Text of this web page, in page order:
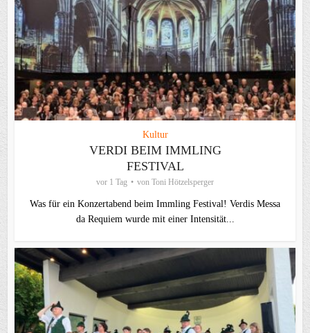
Kultur
VERDI BEIM IMMLING
FESTIVAL
vor 1 Tag von Toni Hötzelsperger
Was für ein Konzertabend beim Immling Festival! Verdis Messa
da Requiem wurde mit einer Intensität...